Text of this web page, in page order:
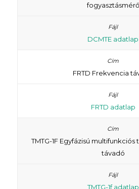
fogyasztásmérő
DCMTE adatlap
FRTD Frekvencia
FRTD adatlap
TMTG-1F Еgyfázisú
távadó
TMTG-1f adatlap